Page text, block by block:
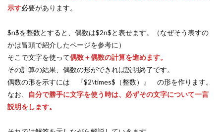
示す必要があります。
$n$を整数とすると、偶数は$2n$と表せます。（なぜそう表すの
かは冒頭で紹介したページを参考に）
そこで文字を使って偶数＋偶数の計算を進めます。
その計算の結果、偶数の形ができれば説明終了です。
偶数の形を示すには 『$2\times$（整数）』 の形を作ります。
なお、
自分で勝手に文字を使う時は、必ずその文字について一言
説明をします。